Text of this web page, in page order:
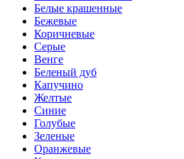
Белые крашенные
Бежевые
Коричневые
Серые
Венге
Беленый дуб
Капучино
Желтые
Синие
Голубые
Зеленые
Оранжевые